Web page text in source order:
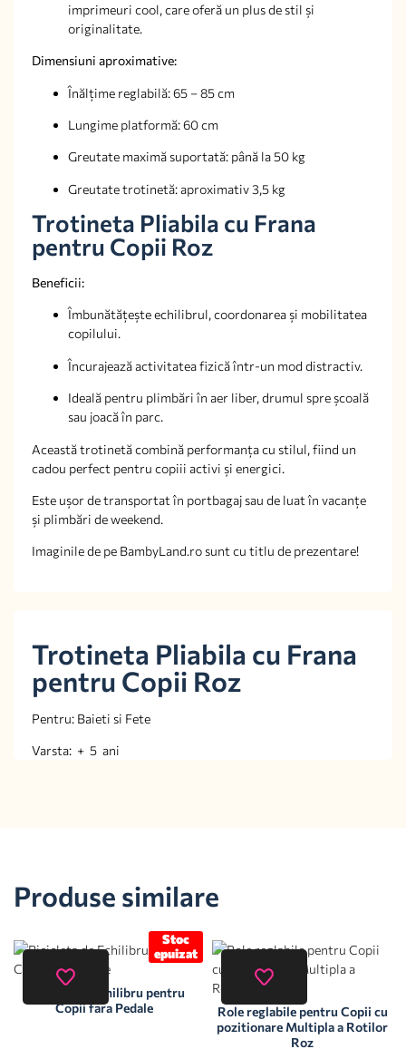
imprimeuri cool, care oferă un plus de stil și
originalitate.
Dimensiuni aproximative:
Înălțime reglabilă: 65 – 85 cm
Lungime platformă: 60 cm
Greutate maximă suportată: până la 50 kg
Greutate trotinetă: aproximativ 3,5 kg
Trotineta Pliabila cu Frana
pentru Copii Roz
Beneficii:
Îmbunătățește echilibrul, coordonarea și mobilitatea
copilului.
Încurajează activitatea fizică într-un mod distractiv.
Ideală pentru plimbări în aer liber, drumul spre școală
sau joacă în parc.
Această trotinetă combină performanța cu stilul, fiind un
cadou perfect pentru copiii activi și energici.
Este ușor de transportat în portbagaj sau de luat în vacanțe
și plimbări de weekend.
Imaginile de pe BambyLand.ro sunt cu titlu de prezentare!
Trotineta Pliabila cu Frana
pentru Copii Roz
Pentru: Baieti si Fete
Varsta: + 5 ani
Produse similare
Stoc
epuizat
Bicicleta de Echilibru pentru
Copii fara Pedale
Role reglabile pentru Copii cu
pozitionare Multipla a Rotilor
Roz